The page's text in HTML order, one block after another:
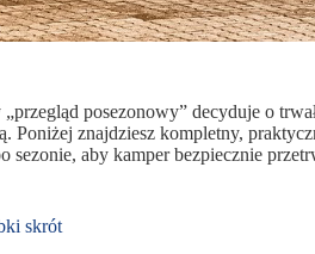
posezonowy” decyduje o
Poniżej znajdziesz kompletny,
sezonie, aby kamper bezpiecznie
skrót